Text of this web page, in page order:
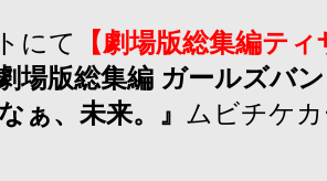
にて
【劇場版総集編テ
劇場版総集編 ガールズバ
ぁ、未来。』 ムビチケ